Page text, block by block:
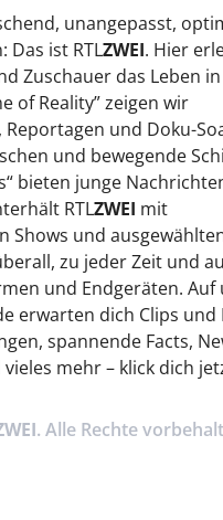
unangepasst,
Das ist RTLZWEI. Hier
Zuschauer das Leben
of Reality” zeigen wir
und Doku-
und bewegende
bieten junge
RTLZWEI mit
Shows und
zu jeder Zeit und
und Endgeräten. Auf
erwarten dich Clips und
spannende Facts,
mehr – klick dich
. Alle Rechte